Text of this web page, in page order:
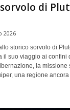
di
2026
storico sorvolo di
il suo viaggio ai confini
la missione
una regione